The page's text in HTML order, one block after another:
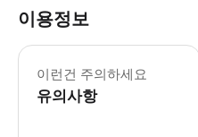
이용정보
이런건 주의하세요
유의사항